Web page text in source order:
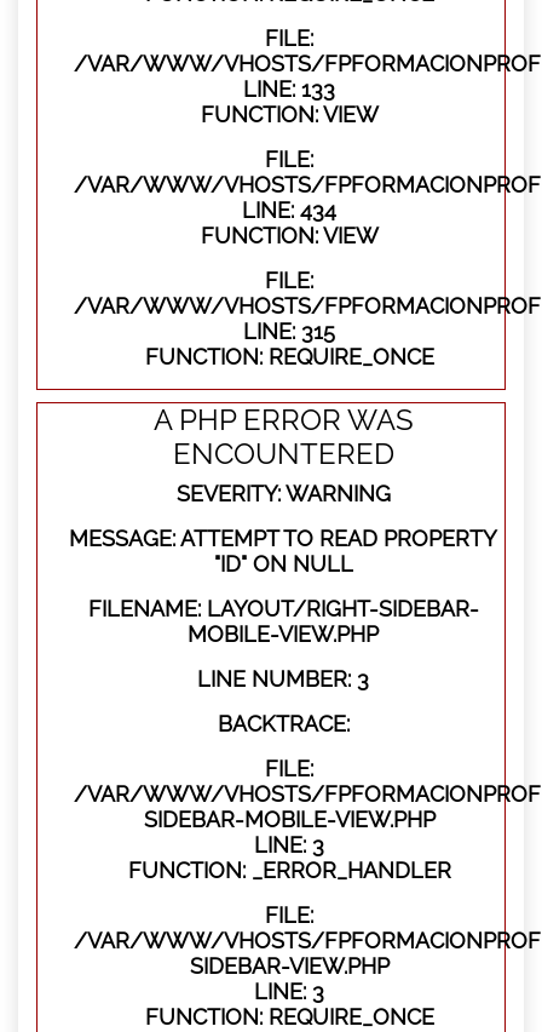
FILE:
/VAR/WWW/VHOSTS/
LINE: 133
FUNCTION: VIEW
FILE:
/VAR/WWW/VHOSTS/
LINE: 434
FUNCTION: VIEW
FILE:
/VAR/WWW/VHOSTS/
LINE: 315
FUNCTION: REQUIRE_ONCE
A PHP ERROR WAS
ENCOUNTERED
SEVERITY: WARNING
MESSAGE: ATTEMPT TO READ PROPERTY
"ID" ON NULL
FILENAME: LAYOUT/RIGHT-SIDEBAR-
MOBILE-VIEW.PHP
LINE NUMBER: 3
BACKTRACE:
FILE:
/VAR/WWW/VHOSTS/
SIDEBAR-MOBILE-VIEW.PHP
LINE: 3
FUNCTION: _ERROR_HANDLER
FILE:
/VAR/WWW/VHOSTS/
SIDEBAR-VIEW.PHP
LINE: 3
FUNCTION: REQUIRE_ONCE